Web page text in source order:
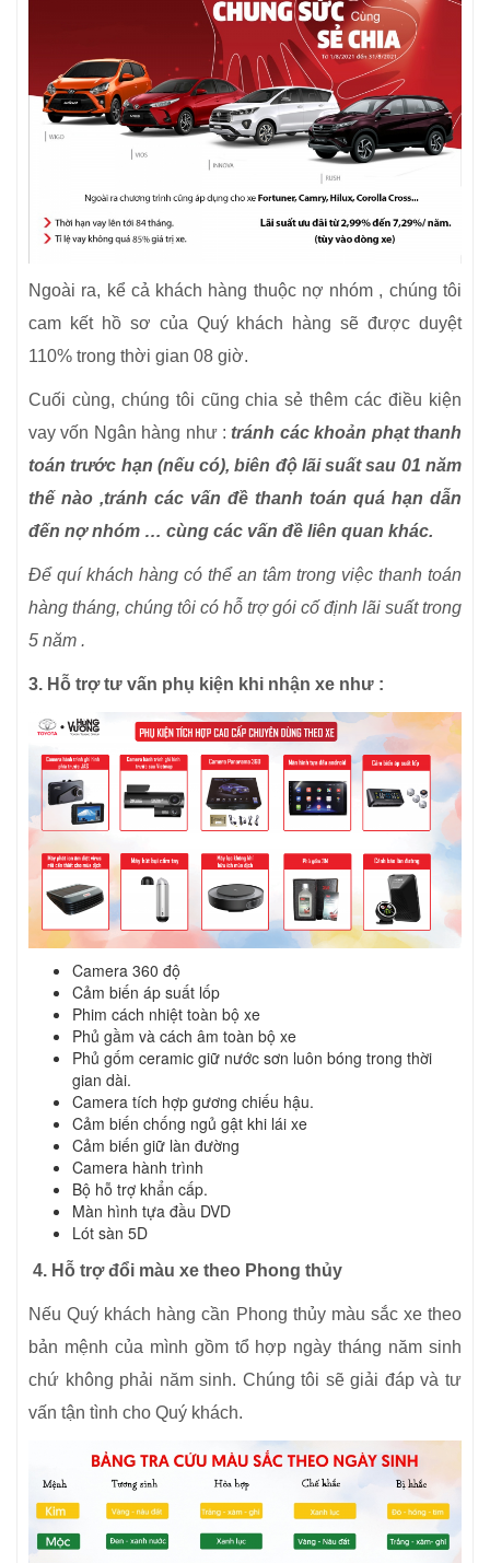
Ngoài ra, kể cả khách hàng thuộc nợ nhóm , chúng tôi
cam kết hồ sơ của Quý khách hàng sẽ được duyệt
110% trong thời gian 08 giờ.
Cuối cùng, chúng tôi cũng chia sẻ thêm các điều kiện
vay vốn Ngân hàng như : tránh các khoản phạt thanh
toán trước hạn (nếu có), biên độ lãi suất sau 01 năm
thế nào ,tránh các vấn đề thanh toán quá hạn dẫn
đến nợ nhóm … cùng các vấn đề liên quan khác.
Để quí khách hàng có thể an tâm trong việc thanh toán
hàng tháng, chúng tôi có hỗ trợ gói cố định lãi suất trong
5 năm .
3. Hỗ trợ tư vấn phụ kiện khi nhận xe như :
Camera 360 độ
Cảm biến áp suất lốp
Phim cách nhiệt toàn bộ xe
Phủ gầm và cách âm toàn bộ xe
Phủ gốm ceramic giữ nước sơn luôn bóng trong thời
gian dài.
Camera tích hợp gương chiếu hậu.
Cảm biến chống ngủ gật khi lái xe
Cảm biến giữ làn đường
Camera hành trình
Bộ hỗ trợ khẩn cấp.
Màn hình tựa đầu DVD
Lót sàn 5D
4. Hỗ trợ đổi màu xe theo Phong thủy
Nếu Quý khách hàng cần Phong thủy màu sắc xe theo
bản mệnh của mình gồm tổ hợp ngày tháng năm sinh
chứ không phải năm sinh. Chúng tôi sẽ giải đáp và tư
vấn tận tình cho Quý khách.